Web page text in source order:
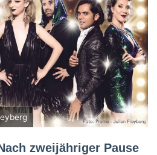
zweijähriger Pause